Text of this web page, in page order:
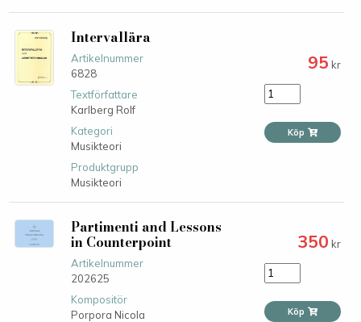
Intervallära
Artikelnummer
6828
Textförfattare
Karlberg Rolf
Kategori
Musikteori
Produktgrupp
Musikteori
95 kr
Köp
Partimenti and Lessons
in Counterpoint
Artikelnummer
202625
Kompositör
Porpora Nicola
350 kr
Köp